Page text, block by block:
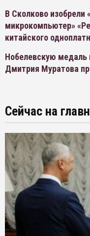
В Сколково изобрели
микрокомпьютер»
китайского
Нобелевскую медаль
Дмитрия Муратова
Сейчас на